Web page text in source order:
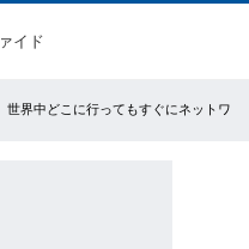
イド
世界中どこに行ってもすぐにネットワ